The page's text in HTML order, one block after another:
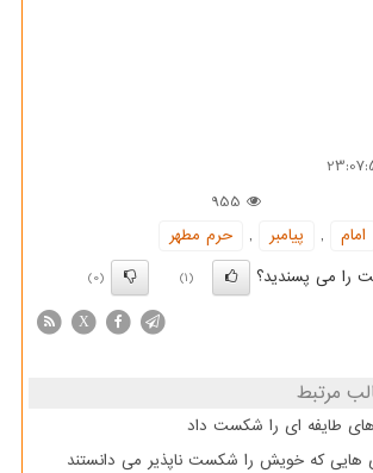
955
امام , پیامبر ,
حرم مطهر
را می پسندید؟
(1)
(0)
X
مرتبط
طایفه ای را شکست داد
هایی که خویش را شکست ناپذیر می دانستند